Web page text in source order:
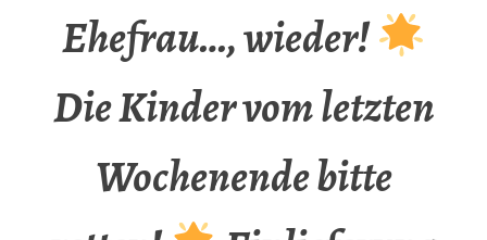
Ehefrau…, wieder!
Die Kinder vom letzten
Wochenende bitte